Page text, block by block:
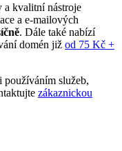
a kvalitní nástroje
a e‑mailových
. Dále také nabízí
domén již od 75 Kč +
používáním služeb,
zákaznickou